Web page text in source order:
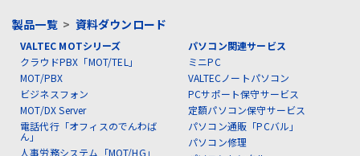
製品一覧> 資料ダウンロード
VALTEC MOTシリーズ
クラウドPBX「MOT/TEL」
MOT/PBX
ビジネスフォン
MOT/DX Server
電話代行「オフィスのでんわば
ん」
人事労務システム「MOT/HG」
パソコン関連サービス
ミニPC
VALTECノートパソコン
PCサポート保守サービス
定額パソコン保守サービス
パソコン通販「PCバル」
パソコン修理